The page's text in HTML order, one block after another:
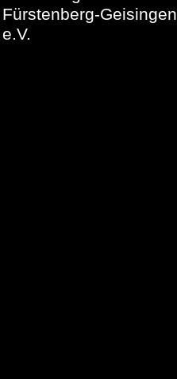
Fürstenberg-Geisingen
e.V.